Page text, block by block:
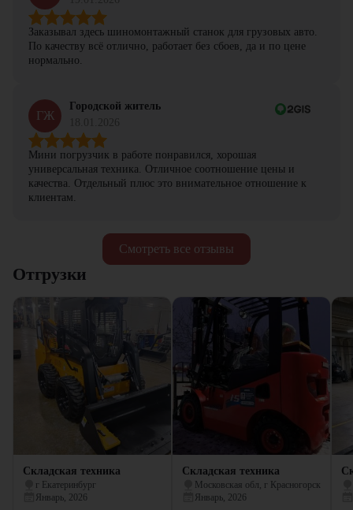
Смотреть все отзывы
Заказывал здесь шиномонтажный станок для грузовых авто.
По качеству всё отлично, работает без сбоев, да и по цене
нормально.
ГЖ
Городской житель
Мини погрузчик в работе понравился, хорошая
универсальная техника. Отличное соотношение цены и
качества. Отдельный плюс это внимательное отношение к
клиентам.
Отгрузки
Складская техника
г Екатеринбург
Январь, 2026
Складская техника
Московская обл, г Красногорск
Январь, 2026